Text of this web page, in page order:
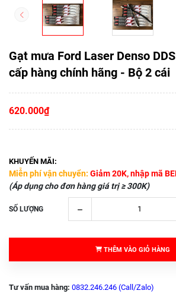
Gạt mưa Ford Laser Denso
cấp hàng chính hãng - Bộ 2 cái
620.000₫
KHUYẾN MÃI:
Miễn phí vận chuyển: Giảm 20K, nhập mã
(Áp dụng cho đơn hàng giá trị ≥ 300K)
SỐ LƯỢNG
THÊM VÀO GIỎ HÀNG
Tư vấn mua hàng: 0832.246.246 (Call/Zalo)